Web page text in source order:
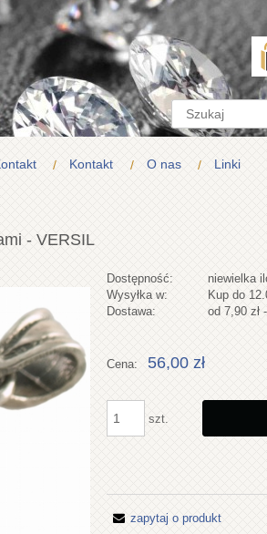
Kontakt O nas Linki
- VERSIL
Dostępność:
niewielka
Wysyłka w:
Kup do
Dostawa:
od 7,90 zł
Cena: 56,00 zł
szt.
zapytaj o produkt